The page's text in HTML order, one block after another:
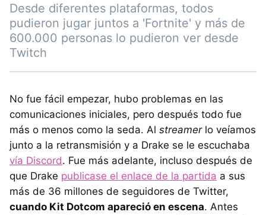
Desde diferentes plataformas, todos
pudieron jugar juntos a 'Fortnite' y más de
600.000 personas lo pudieron ver desde
Twitch
No fue fácil empezar, hubo problemas en las
comunicaciones iniciales, pero después todo fue
más o menos como la seda. Al streamerlo veíamos
junto a la retransmisión y a Drake se le escuchaba
vía Discord. Fue más adelante, incluso después de
que Drake publicase el enlace de la partida a sus
más de 36 millones de seguidores de Twitter,
cuando Kit Dotcom apareció en escena. Antes